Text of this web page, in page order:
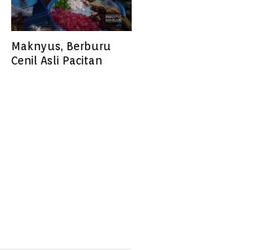
Maknyus, Berburu
Cenil Asli Pacitan